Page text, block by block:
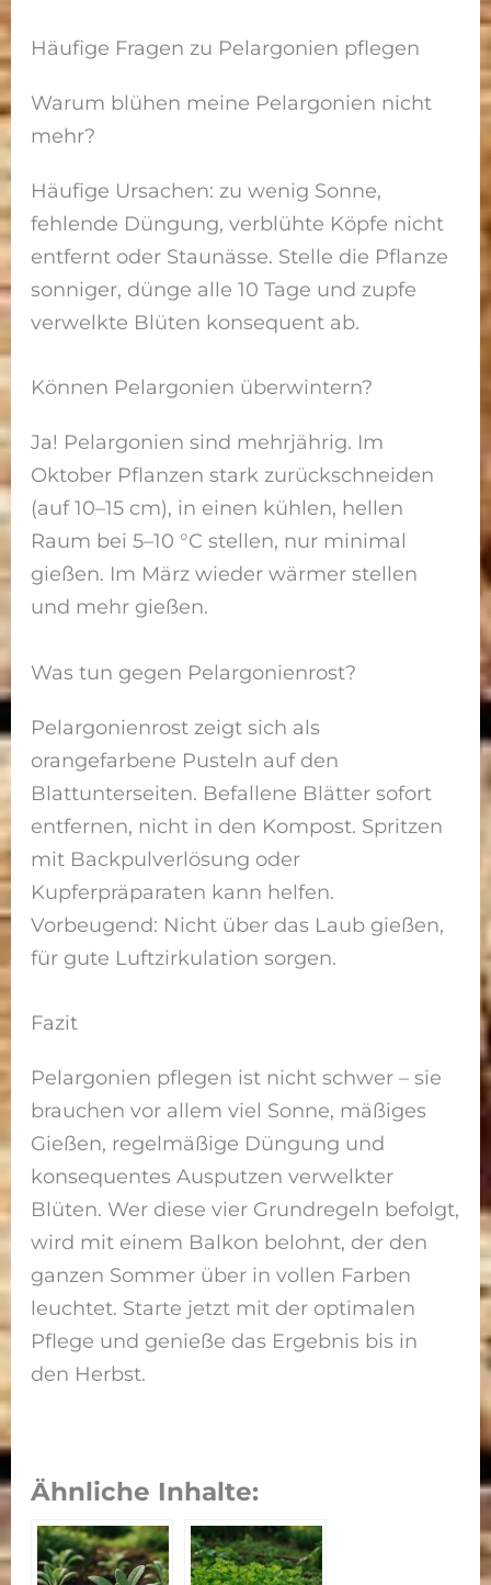
Häufige Fragen zu Pelargonien pflegen
Warum blühen meine Pelargonien nicht
mehr?
Häufige Ursachen: zu wenig Sonne,
fehlende Düngung, verblühte Köpfe nicht
entfernt oder Staunässe. Stelle die Pflanze
sonniger, dünge alle 10 Tage und zupfe
verwelkte Blüten konsequent ab.
Können Pelargonien überwintern?
Ja! Pelargonien sind mehrjährig. Im
Oktober Pflanzen stark zurückschneiden
(auf 10–15 cm), in einen kühlen, hellen
Raum bei 5–10 °C stellen, nur minimal
gießen. Im März wieder wärmer stellen
und mehr gießen.
Was tun gegen Pelargonienrost?
Pelargonienrost zeigt sich als
orangefarbene Pusteln auf den
Blattunterseiten. Befallene Blätter sofort
entfernen, nicht in den Kompost. Spritzen
mit Backpulverlösung oder
Kupferpräparaten kann helfen.
Vorbeugend: Nicht über das Laub gießen,
für gute Luftzirkulation sorgen.
Fazit
Pelargonien pflegen ist nicht schwer – sie
brauchen vor allem viel Sonne, mäßiges
Gießen, regelmäßige Düngung und
konsequentes Ausputzen verwelkter
Blüten. Wer diese vier Grundregeln befolgt,
wird mit einem Balkon belohnt, der den
ganzen Sommer über in vollen Farben
leuchtet. Starte jetzt mit der optimalen
Pflege und genieße das Ergebnis bis in
den Herbst.
Ähnliche Inhalte: